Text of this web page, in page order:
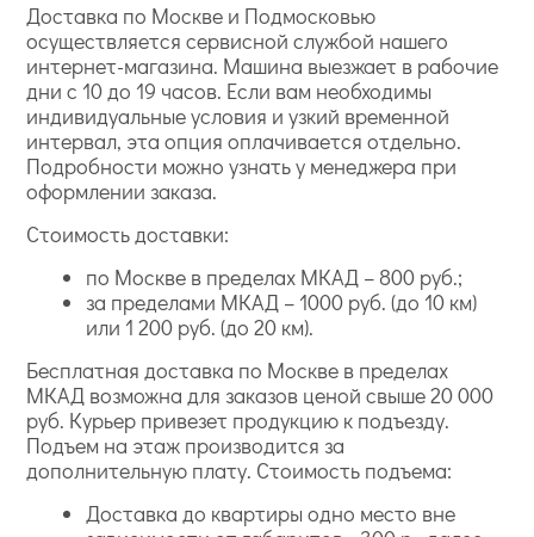
Доставка по Москве и Подмосковью
осуществляется сервисной службой нашего
интернет-магазина. Машина выезжает в рабочие
дни с 10 до 19 часов. Если вам необходимы
индивидуальные условия и узкий временной
интервал, эта опция оплачивается отдельно.
Подробности можно узнать у менеджера при
оформлении заказа.
Стоимость доставки:
по Москве в пределах МКАД – 800 руб.;
за пределами МКАД – 1000 руб. (до 10 км)
или 1 200 руб. (до 20 км).
Бесплатная доставка по Москве в пределах
МКАД возможна для заказов ценой свыше 20 000
руб. Курьер привезет продукцию к подъезду.
Подъем на этаж производится за
дополнительную плату. Стоимость подъема:
Доставка до квартиры одно место вне